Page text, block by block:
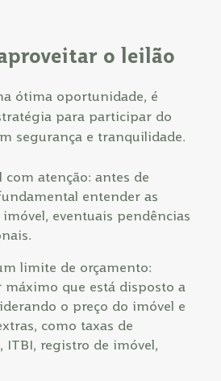
o leilão
ótima oportunidade, é
para participar do
segurança e tranquilidade.
com atenção: antes de
entender as
eventuais pendências
limite de orçamento:
máximo que está disposto a
o preço do imóvel e
como taxas de
ITBI, registro de imóvel,